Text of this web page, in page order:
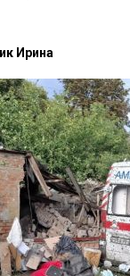
Ирина